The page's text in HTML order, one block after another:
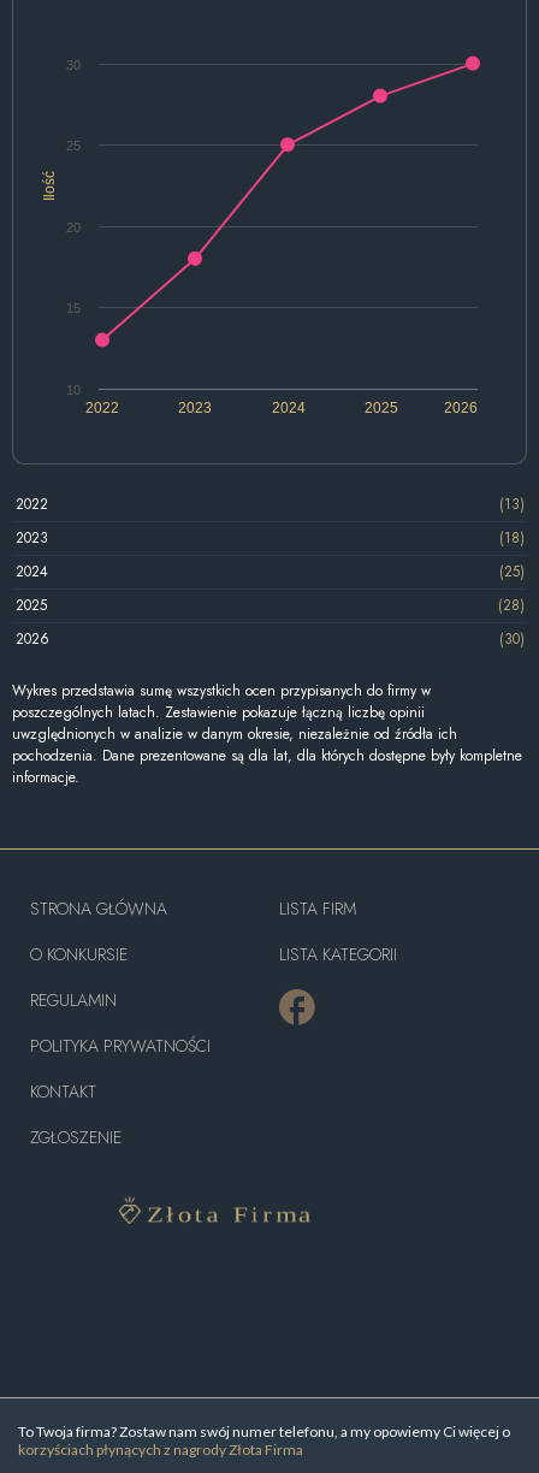
Ilość
2022 2024 2026
2023 2025
10
15
20
25
30
2022
(13)
2023
(18)
2024
(25)
2025
(28)
2026
(30)
Wykres przedstawia sumę wszystkich ocen przypisanych do firmy w
poszczególnych latach. Zestawienie pokazuje łączną liczbę opinii
uwzględnionych w analizie w danym okresie, niezależnie od źródła ich
pochodzenia. Dane prezentowane są dla lat, dla których dostępne były kompletne
informacje.
To Twoja firma? Zostaw nam swój numer telefonu, a my opowiemy Ci więcej o
korzyściach płynących z nagrody Złota Firma
STRONA GŁÓWNA
O KONKURSIE
REGULAMIN
POLITYKA PRYWATNOŚCI
KONTAKT
ZGŁOSZENIE
LISTA FIRM
LISTA KATEGORII